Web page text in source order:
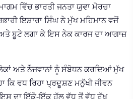
ਵਿੱਚ ਭਾਰਤੀ ਜਨਤਾ ਯੁਵਾ ਮੋਰਚਾ
ਇਸ਼ਾਰਾ ਸਿੰਘ ਨੇ ਮੁੱਖ ਮਹਿਮਾਨ ਵਜੋਂ
ਅਤੇ ਬੂਟੇ ਲਗਾ ਕੇ ਇਸ ਨੇਕ ਕਾਰਜ ਦਾ ਆਗਾਜ਼
ਅਤੇ ਨੌਜਵਾਨਾਂ ਨੂੰ ਸੰਬੋਧਨ ਕਰਦਿਆਂ ਮੁੱਖ
ਕਿ ਵਧ ਰਿਹਾ ਪ੍ਰਦੂਸ਼ਣ ਮਨੁੱਖੀ ਜੀਵਨ
ਦਾ ਇੱਕੋ-ਇੱਕ ਹੱਲ ਵੱਧ ਤੋਂ ਵੱਧ ਰੁੱਖ